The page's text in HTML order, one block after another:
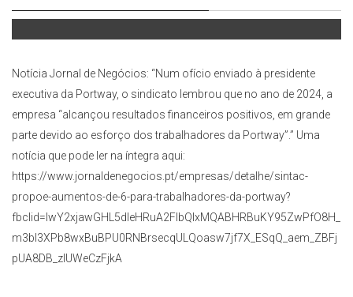
Notícia Jornal de Negócios: “Num ofício enviado à presidente
executiva da Portway, o sindicato lembrou que no ano de 2024, a
empresa “alcançou resultados financeiros positivos, em grande
parte devido ao esforço dos trabalhadores da Portway”.” Uma
notícia que pode ler na íntegra aqui:
https://www.jornaldenegocios.pt/empresas/detalhe/sintac-
propoe-aumentos-de-6-para-trabalhadores-da-portway?
fbclid=IwY2xjawGHL5dleHRuA2FlbQIxMQABHRBuKY95ZwPfO8H_
m3bl3XPb8wxBuBPU0RNBrsecqULQoasw7jf7X_ESqQ_aem_ZBFj
pUA8DB_zlUWeCzFjkA